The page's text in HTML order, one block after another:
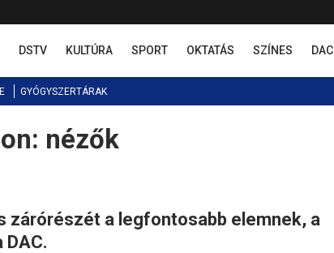
DSTV KULTÚRA SPORT OKTATÁS SZÍNES DAC
GYÓGYSZERTÁRAK
nézők
zárórészét a legfontosabb elemnek, a